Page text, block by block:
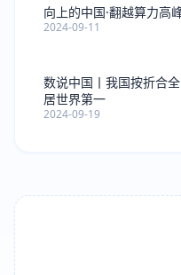
向上的中国·翻越算力高
2024-09-11
数说中国丨我国按折合
居世界第一
2024-09-19